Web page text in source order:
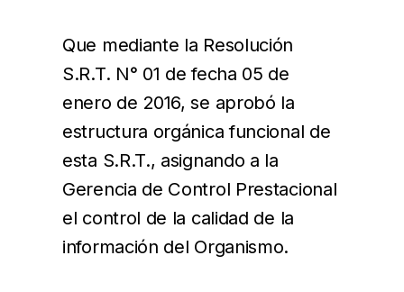
Que mediante la Resolución
S.R.T. N° 01 de fecha 05 de
enero de 2016, se aprobó la
estructura orgánica funcional de
esta S.R.T., asignando a la
Gerencia de Control Prestacional
el control de la calidad de la
información del Organismo.